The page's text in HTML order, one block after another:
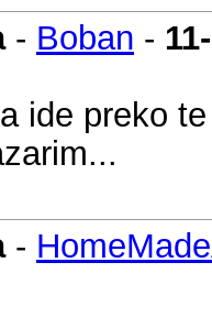
- Boban -
ide preko
-